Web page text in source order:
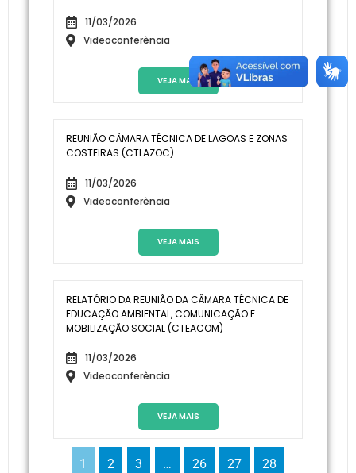
11/03/2026
Videoconferência
VEJA MAIS
REUNIÃO CÂMARA TÉCNICA DE LAGOAS E ZONAS
COSTEIRAS (CTLAZOC)
11/03/2026
Videoconferência
VEJA MAIS
RELATÓRIO DA REUNIÃO DA CÂMARA TÉCNICA DE
EDUCAÇÃO AMBIENTAL, COMUNICAÇÃO E
MOBILIZAÇÃO SOCIAL (CTEACOM)
11/03/2026
Videoconferência
VEJA MAIS
1 2 3 … 26 27 28